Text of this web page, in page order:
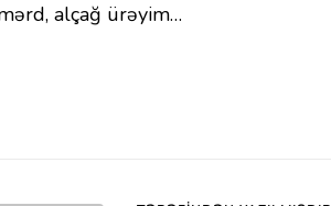
alçağ ürəyim…